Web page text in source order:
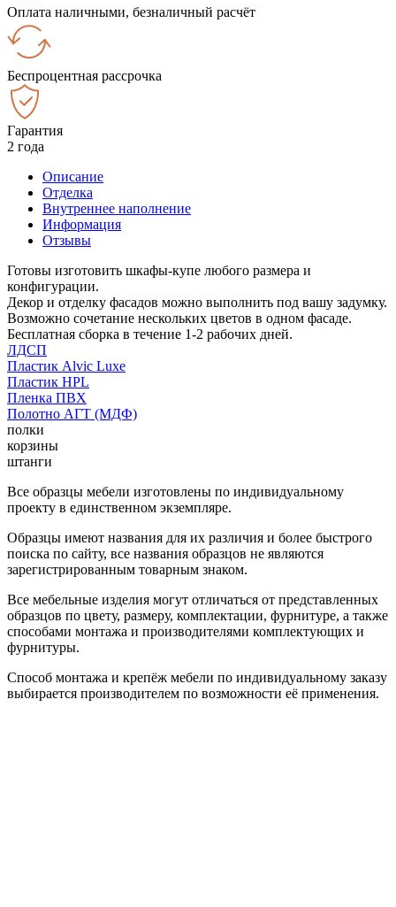
Оплата наличными, безналичный расчёт
Беспроцентная рассрочка
Гарантия
2 года
Описание
Отделка
Внутреннее наполнение
Информация
Отзывы
Готовы изготовить шкафы-купе любого размера и
конфигурации.
Декор и отделку фасадов можно выполнить под вашу задумку.
Возможно сочетание нескольких цветов в одном фасаде.
Бесплатная сборка в течение 1-2 рабочих дней.
ЛДСП
Пластик Alvic Luxe
Пластик HPL
Пленка ПВХ
Полотно АГТ (МДФ)
полки
корзины
штанги
Все образцы мебели изготовлены по индивидуальному
проекту в единственном экземпляре.
Образцы имеют названия для их различия и более быстрого
поиска по сайту, все названия образцов не являются
зарегистрированным товарным знаком.
Все мебельные изделия могут отличаться от представленных
образцов по цвету, размеру, комплектации, фурнитуре, а также
способами монтажа и производителями комплектующих и
фурнитуры.
Способ монтажа и крепёж мебели по индивидуальному заказу
выбирается производителем по возможности её применения.